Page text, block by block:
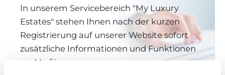
In unserem Servicebereich "My Luxury
Estates" stehen Ihnen nach der kurzen
Registrierung auf unserer Website sofort
zusätzliche Informationen und Funktionen
zur Verfügung.